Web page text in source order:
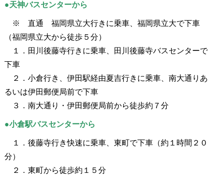
●天神バスセンターから
※ 直通 福岡県立大行きに乗車、福岡県立大で下車
（福岡県立大から徒歩５分）
１．田川後藤寺行きに乗車、田川後藤寺バスセンターで
下車
２．小倉行き、伊田駅経由夏吉行きに乗車、南大通りあ
るいは伊田郵便局前で下車
３．南大通り・伊田郵便局前から徒歩約７分
●小倉駅バスセンターから
１．後藤寺行き快速に乗車、東町で下車（約１時間２０
分）
２．東町から徒歩約１５分